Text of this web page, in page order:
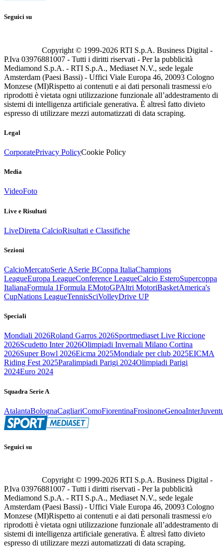
Seguici su
Copyright © 1999-2026 RTI S.p.A. Business Digital -
P.Iva 03976881007 - Tutti i diritti riservati - Per la pubblicità
Mediamond S.p.A. - RTI S.p.A., Mediaset N.V., sede legale
Amsterdam (Paesi Bassi) - Uffici Viale Europa 46, 20093 Cologno
Monzese (MI)Rispetto ai contenuti e ai dati personali trasmessi e/o
riprodotti è vietata ogni utilizzazione funzionale all’addestramento di
sistemi di intelligenza artificiale generativa. È altresì fatto divieto
espresso di utilizzare mezzi automatizzati di data scraping.
Legal
CorporatePrivacy PolicyCookie Policy
Media
VideoFoto
Live e Risultati
LiveDiretta CalcioRisultati e Classifiche
Sezioni
CalcioMercatoSerie ASerie BCoppa ItaliaChampions
LeagueEuropa LeagueConference LeagueCalcio EsteroSupercoppa
ItalianaFormula 1Formula EMotoGPAltri MotoriBasketAmerica's
CupNations LeagueTennisSciVolleyDrive UP
Speciali
Mondiali 2026Roland Garros 2026Sportmediaset Live Riccione
2026Scudetto Inter 2026Olimpiadi Invernali Milano Cortina
2026Super Bowl 2026Eicma 2025Mondiale per club 2025EICMA
Riding Fest 2025Paralimpiadi Parigi 2024Olimpiadi Parigi
2024Euro 2024
Squadra Serie A
AtalantaBolognaCagliariComoFiorentinaFrosinoneGenoaInter
Seguici su
Copyright © 1999-2026 RTI S.p.A. Business Digital -
P.Iva 03976881007 - Tutti i diritti riservati - Per la pubblicità
Mediamond S.p.A. - RTI S.p.A., Mediaset N.V., sede legale
Amsterdam (Paesi Bassi) - Uffici Viale Europa 46, 20093 Cologno
Monzese (MI)Rispetto ai contenuti e ai dati personali trasmessi e/o
riprodotti è vietata ogni utilizzazione funzionale all’addestramento di
sistemi di intelligenza artificiale generativa. È altresì fatto divieto
espresso di utilizzare mezzi automatizzati di data scraping.